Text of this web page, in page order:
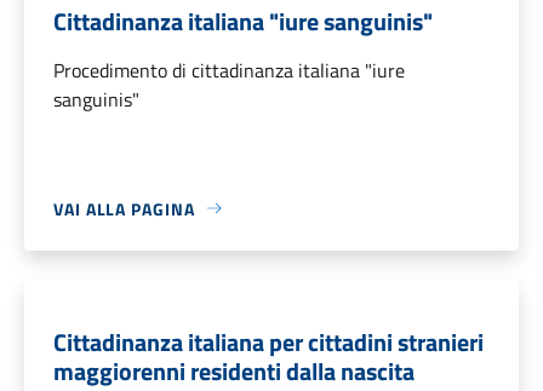
Cittadinanza italiana "iure sanguinis"
Procedimento di cittadinanza italiana "iure
sanguinis"
VAI ALLA PAGINA
Cittadinanza italiana per cittadini stranieri
maggiorenni residenti dalla nascita